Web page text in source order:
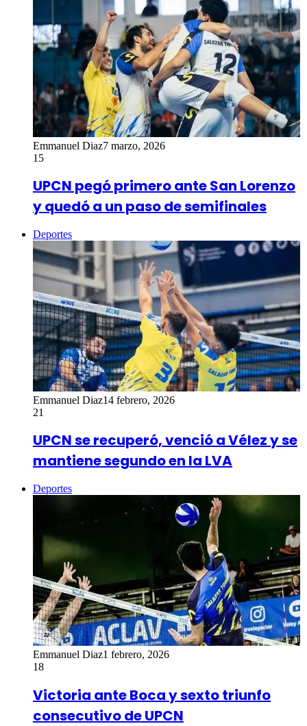
Emmanuel Diaz7 marzo, 2026
15
UPCN pegó primero ante San Lorenzo
y quedó a un paso de semifinales
Deportes
Emmanuel Diaz14 febrero, 2026
21
UPCN se recuperó, venció a Vélez y se
mantiene segundo en la LVA
Deportes
Emmanuel Diaz1 febrero, 2026
18
Victoria ante Boca y sexto triunfo
consecutivo de UPCN